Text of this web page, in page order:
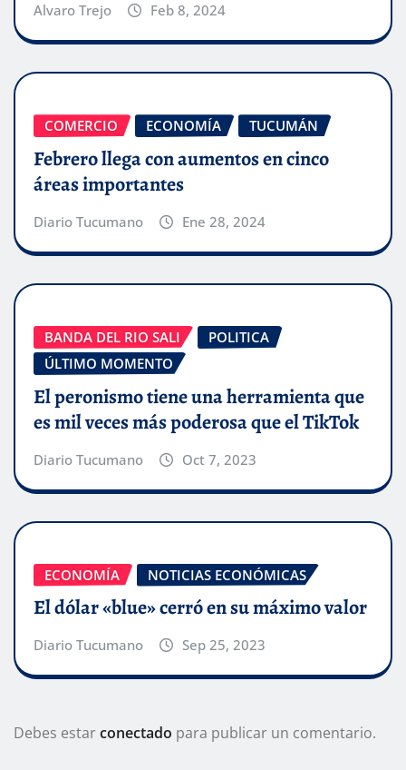
Alvaro Trejo Feb 8, 2024
COMERCIO ECONOMÍA TUCUMÁN
Febrero llega con aumentos en cinco
áreas importantes
Diario Tucumano Ene 28, 2024
BANDA DEL RIO SALI
POLITICA
ÚLTIMO MOMENTO
El peronismo tiene una herramienta que
es mil veces más poderosa que el TikTok
Diario Tucumano Oct 7, 2023
ECONOMÍA NOTICIAS ECONÓMICAS
El dólar «blue» cerró en su máximo valor
Diario Tucumano Sep 25, 2023
Debes estarconectado para publicar un comentario.